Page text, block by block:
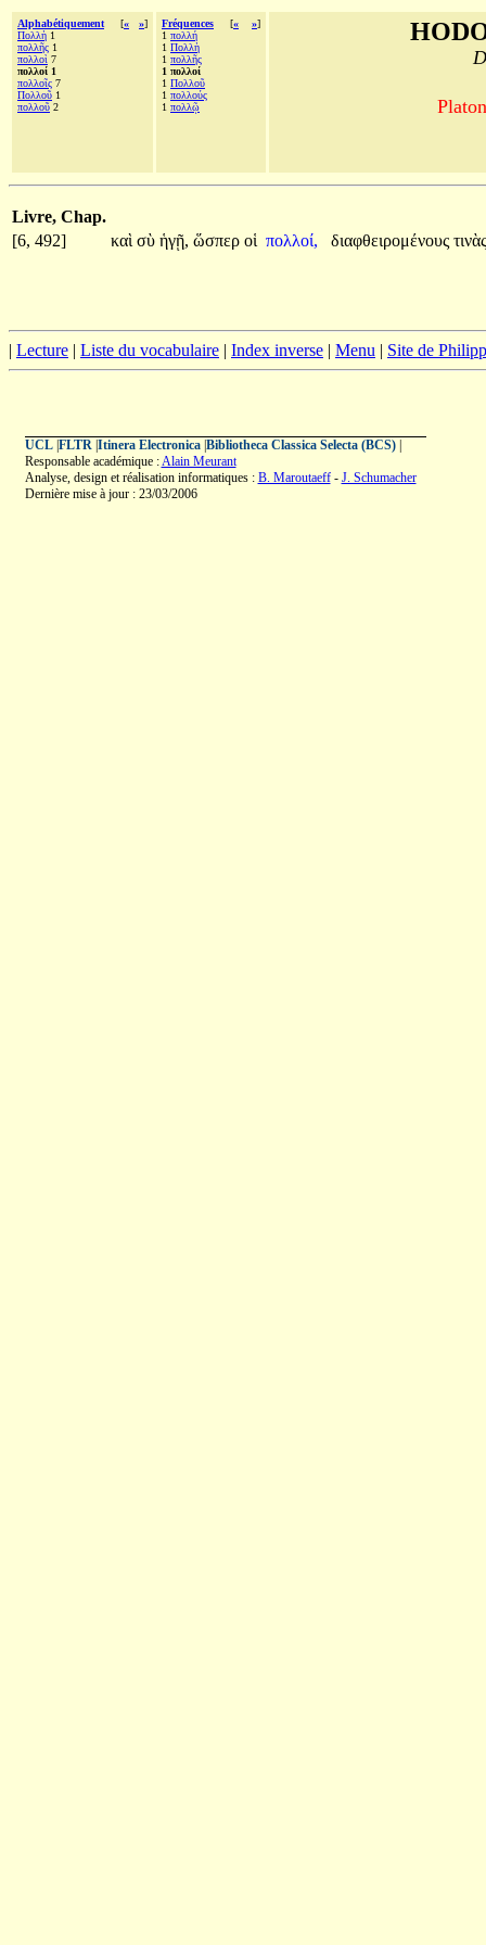
Alphabétiquement [« »]
Πολλὴ 1
πολλῆς 1
πολλοὶ 7
πολλοί 1
πολλοῖς 7
Πολλοῦ 1
πολλοῦ 2
Fréquences [« »]
1 πολλή
1 Πολλὴ
1 πολλῆς
1 πολλοί
1 Πολλοῦ
1 πολλούς
1 πολλῷ
Livre, Chap.
[6, 492]
καὶ σὺ ἡγῇ, ὥσπερ οἱ πολλοί, διαφθειρομένους
| Lecture | Liste du vocabulaire | Index inverse | Menu | Site de
UCL| FLTR| Itinera Electronica| Bibliotheca Classica Selecta (BCS)|
Responsable académique :Alain Meurant
Analyse, design et réalisation informatiques : B. Maroutaeff- J. Schumacher
Dernière mise à jour : 23/03/2006